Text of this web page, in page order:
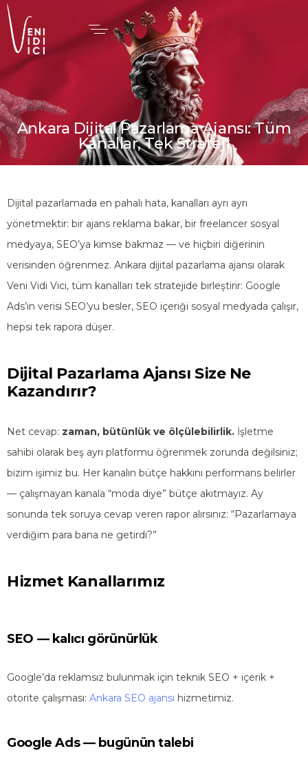
Ankara Dijital Pazarlama Ajansı: Tüm
Kanallar, Tek Strateji
Dijital pazarlamada en pahalı hata, kanalları ayrı ayrı
yönetmektir: bir ajans reklama bakar, bir freelancer sosyal
medyaya, SEO’ya kimse bakmaz — ve hiçbiri diğerinin
verisinden öğrenmez. Ankara dijital pazarlama ajansı olarak
Veni Vidi Vici, tüm kanalları tek stratejide birleştirir: Google
Ads’in verisi SEO’yu besler, SEO içeriği sosyal medyada çalışır,
hepsi tek rapora düşer.
Dijital Pazarlama Ajansı Size Ne
Kazandırır?
Net cevap: zaman, bütünlük ve ölçülebilirlik. İşletme
sahibi olarak beş ayrı platformu öğrenmek zorunda değilsiniz;
bizim işimiz bu. Her kanalın bütçe hakkını performans belirler
— çalışmayan kanala “moda diye” bütçe akıtmayız. Ay
sonunda tek soruya cevap veren rapor alırsınız: “Pazarlamaya
verdiğim para bana ne getirdi?”
Hizmet Kanallarımız
SEO — kalıcı görünürlük
Google’da reklamsız bulunmak için teknik SEO + içerik +
otorite çalışması: Ankara SEO ajansı hizmetimiz.
Google Ads — bugünün talebi